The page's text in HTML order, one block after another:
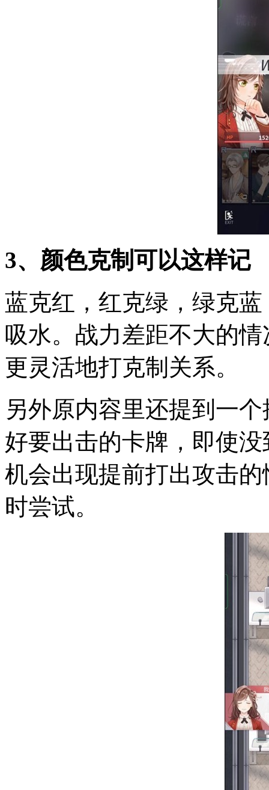
3、颜色克制可以这样记
蓝克红，红克绿，绿克
吸水。战力差距不大的
更灵活地打克制关系。
另外原内容里还提到一
好要出击的卡牌，即使
机会出现提前打出攻击
时尝试。